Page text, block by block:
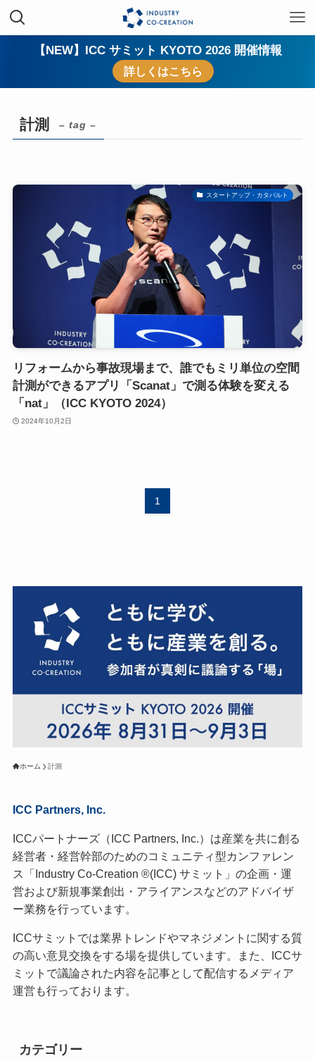
【NEW】ICC サミット KYOTO 2026 開催情報
詳しくはこちら
計測 – tag –
スタートアップ・カタパルト
リフォームから事故現場まで、誰でもミリ単位の空間
計測ができるアプリ「Scanat」で測る体験を変える
「nat」（ICC KYOTO 2024）
2024年10月2日
1
ホーム 計測
ICC Partners, Inc.
ICCパートナーズ（ICC Partners, Inc.）は産業を共に創る
経営者・経営幹部のためのコミュニティ型カンファレン
ス「Industry Co-Creation ®(ICC) サミット」の企画・運
営および新規事業創出・アライアンスなどのアドバイザ
ー業務を行っています。
ICCサミットでは業界トレンドやマネジメントに関する質
の高い意見交換をする場を提供しています。また、ICCサ
ミットで議論された内容を記事として配信するメディア
運営も行っております。
カテゴリー